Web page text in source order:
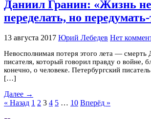
Даниил Гранин: «Жизнь не
переделать, но
13 августа 2017 Юрий Лебедев Нет
Невосполнимая потеря этого лета — смерть
писателя, который говорил правду о войне,
конечно, о человеке. Петербургский
[…]
Далее →
« Назад 1 2 3 4 5 … 10 Вперёд »